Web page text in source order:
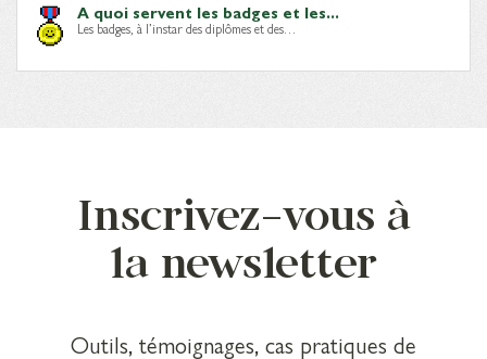
A quoi servent les badges et les...
Les badges, à l’instar des diplômes et des…
Inscrivez-vous à
la newsletter
Outils, témoignages, cas pratiques de